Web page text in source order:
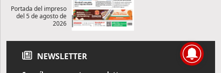
Portada del impreso
del 5 de agosto de
2026
NEWSLETTER